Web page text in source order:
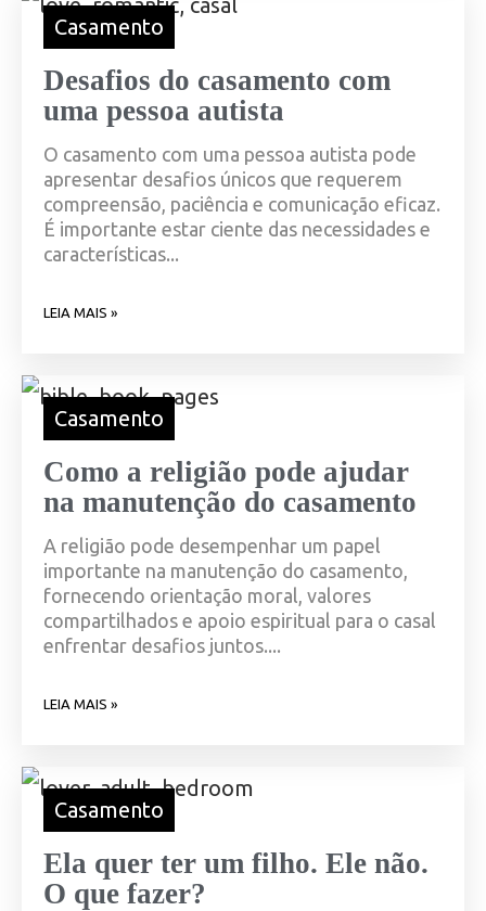
Casamento
Desafios do casamento com
uma pessoa autista
O casamento com uma pessoa autista pode
apresentar desafios únicos que requerem
compreensão, paciência e comunicação eficaz.
É importante estar ciente das necessidades e
características...
LEIA MAIS »
Casamento
Como a religião pode ajudar
na manutenção do casamento
A religião pode desempenhar um papel
importante na manutenção do casamento,
fornecendo orientação moral, valores
compartilhados e apoio espiritual para o casal
enfrentar desafios juntos....
LEIA MAIS »
Casamento
Ela quer ter um filho. Ele não.
O que fazer?